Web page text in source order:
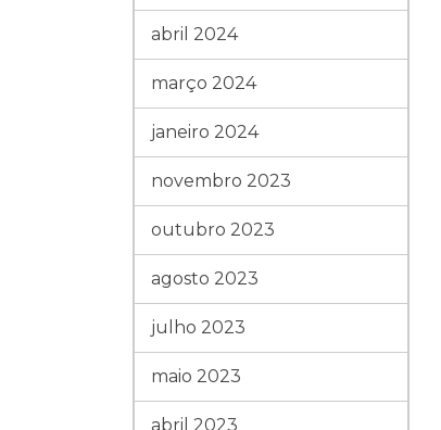
abril 2024
março 2024
janeiro 2024
novembro 2023
outubro 2023
agosto 2023
julho 2023
maio 2023
abril 2023